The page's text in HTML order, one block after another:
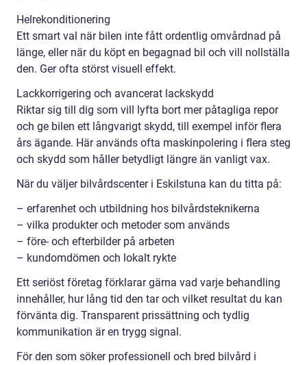
Helrekonditionering
Ett smart val när bilen inte fått ordentlig omvårdnad på
länge, eller när du köpt en begagnad bil och vill nollställa
den. Ger ofta störst visuell effekt.
Lackkorrigering och avancerat lackskydd
Riktar sig till dig som vill lyfta bort mer påtagliga repor
och ge bilen ett långvarigt skydd, till exempel inför flera
års ägande. Här används ofta maskinpolering i flera steg
och skydd som håller betydligt längre än vanligt vax.
När du väljer bilvårdscenter i Eskilstuna kan du titta på:
– erfarenhet och utbildning hos bilvårdsteknikerna
– vilka produkter och metoder som används
– före- och efterbilder på arbeten
– kundomdömen och lokalt rykte
Ett seriöst företag förklarar gärna vad varje behandling
innehåller, hur lång tid den tar och vilket resultat du kan
förvänta dig. Transparent prissättning och tydlig
kommunikation är en trygg signal.
För den som söker professionell och bred bilvård i